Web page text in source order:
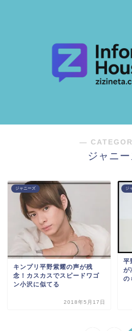
―
ジャニ
ジャニーズ
キンプリ平野紫耀の声が残
念！カスカスでスピードワゴ
ン小沢に似てる
2018年5月17日
ジ
平
が
の